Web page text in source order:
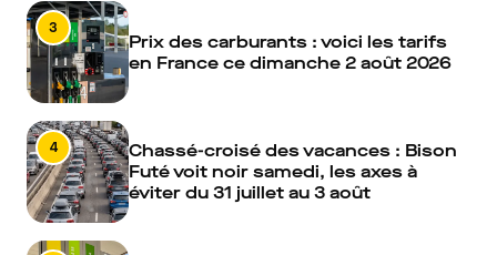
3
Prix des carburants : voici les tarifs
en France ce dimanche 2 août 2026
4
Chassé-croisé des vacances : Bison
Futé voit noir samedi, les axes à
éviter du 31 juillet au 3 août